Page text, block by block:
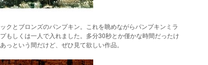
クとブロンズのパンプキン。これを眺めながらパンプキンミラ
もしくは一人で入れました。多分30秒とか僅かな時間だったけ
っという間だけど、ぜひ見て欲しい作品。